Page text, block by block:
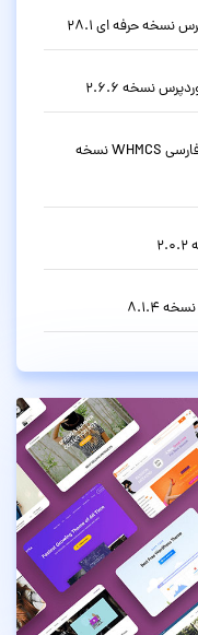
اسکریپت مدیریت صورت حساب و هاستینگ فارسی WHMCS نسخه